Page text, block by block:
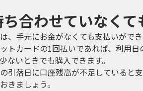
合わせていなく
、手元にお金がなくても支払いがで
トカードの1回払いであれば、利用
ないときでも購入できます。
引落日に口座残高が不足していると
きましょう。